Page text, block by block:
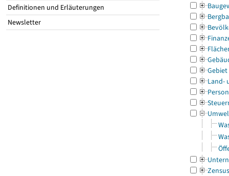
Definitionen und Erläuterungen
Newsletter
Gebiet
Land-
Zensus